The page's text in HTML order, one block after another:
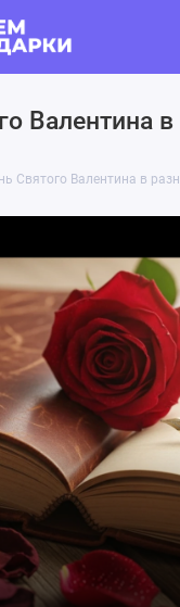
Валентина
Святого Валентина в